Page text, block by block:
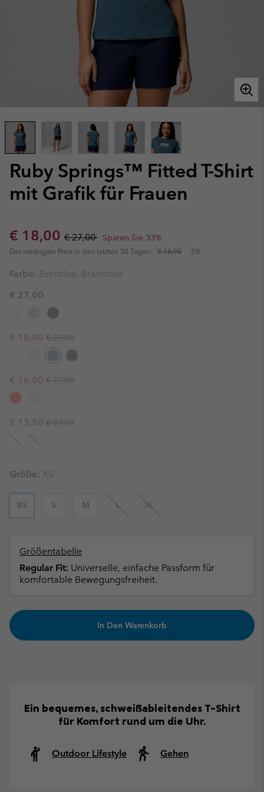
Ruby Springs™ Fitted T-Shirt
mit Grafik für Frauen
Sale price:
€ 18,00 Regular price:
€ 27,00 Sparen Sie 33%
Der niedrigste Preis in den letzten 30 Tagen: € 18,90 -5%
Farbe: Everblue, Brandrise
€ 27,00
Sale price:
€ 18,00 Regular price:
€ 27,00
Sale price:
€ 16,00 Regular price:
€ 27,00
Sale price:
€ 13,50 Regular price:
€ 27,00
Größe: XS
XS S M L XL
Größentabelle
Regular Fit: Universelle, einfache Passform für
komfortable Bewegungsfreiheit.
In Den Warenkorb
Ein bequemes, schweißableitendes T-Shirt
für Komfort rund um die Uhr.
Outdoor Lifestyle Gehen